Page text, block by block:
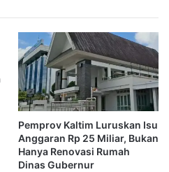
macam terobosan baru,
ini dapat mempersiapkan diri
tak terkendali.
seperti di Kudus dan Solo.
ini, mudah-mudahan bisa
pungkasnya. (advertorial)
Pemprov Kaltim Luruskan Isu
Anggaran Rp 25 Miliar, Bukan
Hanya Renovasi Rumah
Dinas Gubernur